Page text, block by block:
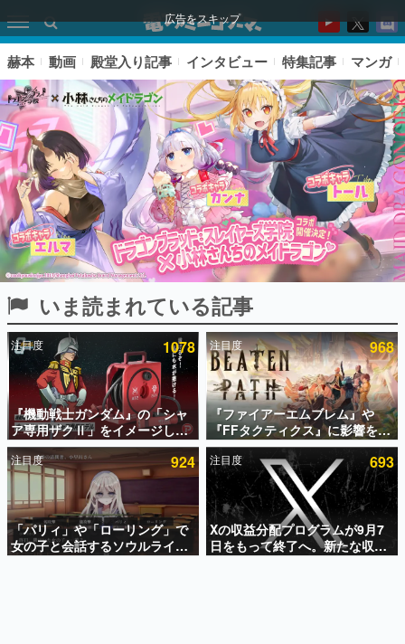
広告をスキップ
ピックアップ
電ファミのいま読まれている記事ランキング
アプリセール情報
インタビュー
連載・特集一覧
殿堂入り記事
SNS拡散数が数千以上！ ページビュー数万以上！ などな
ど。多くの人々に読まれた、電ファミ渾身の“殿堂入り”記
事をまとめました。
赫本 動画 殿堂入り記事 インタビュー 特集記事 マンガ
いま読まれている記事
注目度 1078
『機動戦士ガンダム』の「シャ
ア専用ザクⅡ」をイメージした
散水ホースリールが予約開始。
本体にはシャアのパーソナルマ
ークやジオン公国軍のエンブレ
ム、型式番号などを配置
注目度 968
『ファイアーエムブレム』や
『FFタクティクス』に影響を受
けた新作戦略RPG『Beaten
Path』2027年に発売へ。
PC（Steam）、PS5、Xbox、
Switch向けにリリース予定
注目度 924
「パリィ」や「ローリング」で
女の子と会話するソウルライク
恋愛ゲーム『小早川さんはソウ
注目度 693
Xの収益分配プログラムが9月7
日をもって終了へ。新たな収益
化制度「Original Content